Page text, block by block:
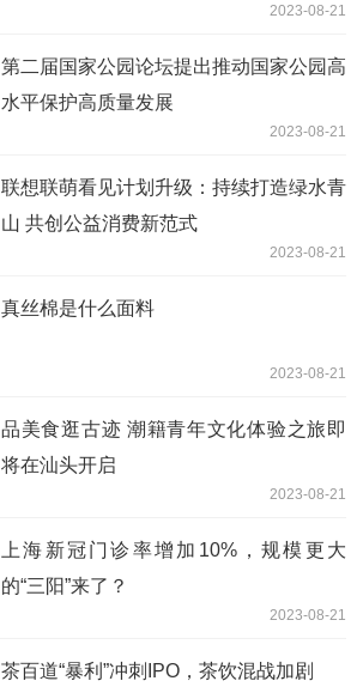
2023-08-21
第二届国家公园论坛提出推动国家公园高
水平保护高质量发展
2023-08-21
联想联萌看见计划升级：持续打造绿水青
山 共创公益消费新范式
2023-08-21
真丝棉是什么面料
2023-08-21
品美食逛古迹 潮籍青年文化体验之旅即
将在汕头开启
2023-08-21
上海新冠门诊率增加10%，规模更大
的“三阳”来了？
2023-08-21
茶百道“暴利”冲刺IPO，茶饮混战加剧